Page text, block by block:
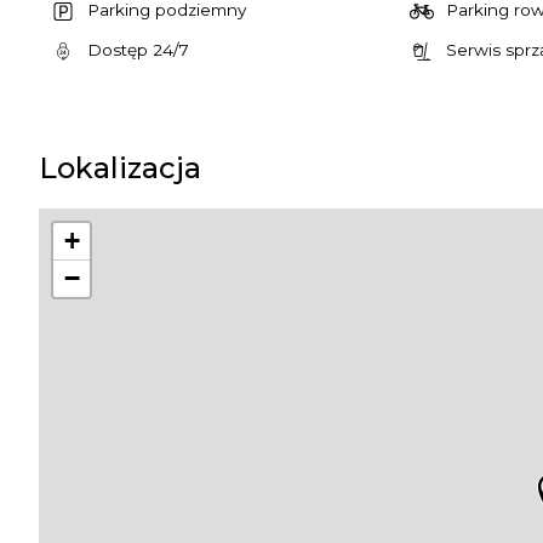
Parking podziemny Parking
Dostęp 24/7 Serwis
Lokalizacja
+
−